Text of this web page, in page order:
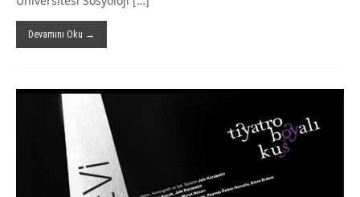
Devamını Oku →